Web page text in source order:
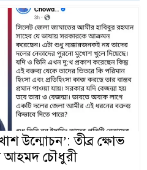
উন্মোচন’: তীব্র ক্ষোভ
আহমদ চৌধুরী